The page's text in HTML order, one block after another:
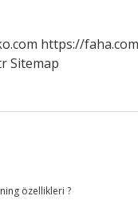
https://
Sitemap
özellikleri ?